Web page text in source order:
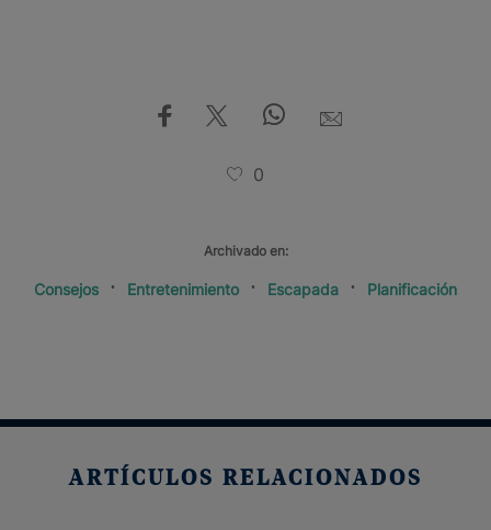
0
Archivado en:
Consejos Entretenimiento Escapada Planificación
ARTÍCULOS RELACIONADOS